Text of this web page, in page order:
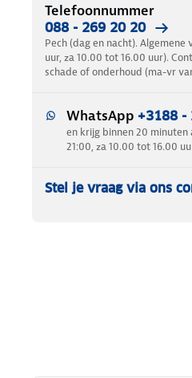
Telefoonnummer
088 - 269 20 20
Pech (dag en nacht). Algemene
uur, za 10.00 tot 16.00 uur).
schade of onderhoud (ma-vr
WhatsApp +3188 -
en krijg binnen 20
21:00, za 10.00 tot 16.00
Stel je vraag via ons